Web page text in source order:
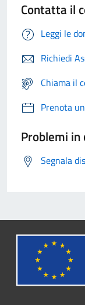
Contatta il
Leggi le
Richiedi
Chiama il
Prenota
Problemi
Segnala